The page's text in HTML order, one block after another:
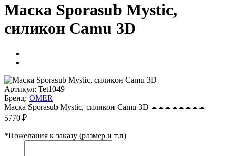
Маска Sporasub Mystic,
силикон Camu 3D
Артикул: Tet1049
Бренд: OMER
Маска Sporasub Mystic, силикон Camu 3D
5770 ₽
*Пожелания к заказу (размер и т.п)